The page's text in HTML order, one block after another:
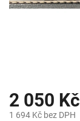
2 050 Kč
1 694 Kč bez DPH